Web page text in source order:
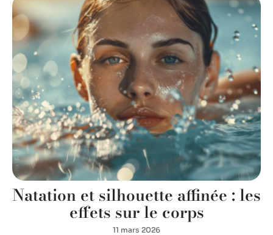
Natation et silhouette affinée : les
effets sur le corps
11 mars 2026